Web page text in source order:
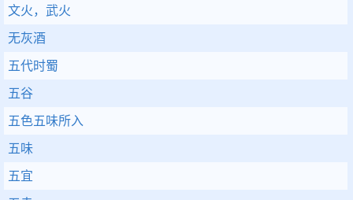
文火，武火
无灰酒
五代时蜀
五谷
五色五味所入
五味
五宜